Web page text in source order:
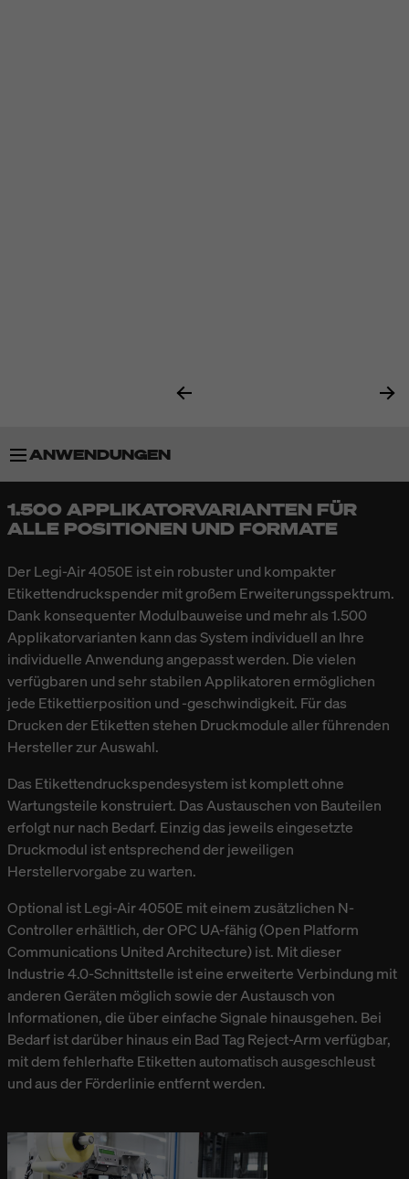
ANWENDUNGEN
BESONDERHEITEN
APPLIKATOREN
DRUCKMODULE
TECHNISCHE DATEN
ZUBEHÖR
1.500 APPLIKATORVARIANTEN FÜR
ALLE POSITIONEN UND FORMATE
Der Legi-Air 4050E ist ein robuster und kompakter
Etikettendruckspender mit großem Erweiterungsspektrum.
Dank konsequenter Modulbauweise und mehr als 1.500
Applikatorvarianten kann das System individuell an Ihre
individuelle Anwendung angepasst werden. Die vielen
verfügbaren und sehr stabilen Applikatoren ermöglichen
jede Etikettierposition und -geschwindigkeit. Für das
Drucken der Etiketten stehen Druckmodule aller führenden
Hersteller zur Auswahl.
Das Etikettendruckspendesystem ist komplett ohne
Wartungsteile konstruiert. Das Austauschen von Bauteilen
erfolgt nur nach Bedarf. Einzig das jeweils eingesetzte
Druckmodul ist entsprechend der jeweiligen
Herstellervorgabe zu warten.
Optional ist Legi-Air 4050E mit einem zusätzlichen N-
Controller erhältlich, der OPC UA-fähig (Open Platform
Communications United Architecture) ist. Mit dieser
Industrie 4.0-Schnittstelle ist eine erweiterte Verbindung mit
anderen Geräten möglich sowie der Austausch von
Informationen, die über einfache Signale hinausgehen. Bei
Bedarf ist darüber hinaus ein Bad Tag Reject-Arm verfügbar,
mit dem fehlerhafte Etiketten automatisch ausgeschleust
und aus der Förderlinie entfernt werden.